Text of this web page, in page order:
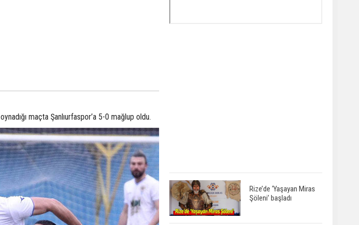
maçta Şanlıurfaspor’a 5-0 mağlup oldu.
Rize’de ‘Yaşayan Miras
Şöleni’ başladı